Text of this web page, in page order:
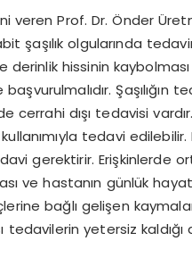
veren Prof. Dr. Önder
şaşılık olgularında
hissinin
cerrahi dışı tedavisi
tedavi edilebilir.
gerektirir. Erişkinlerde
ve hastanın günlük
bağlı gelişen
tedavilerin yetersiz